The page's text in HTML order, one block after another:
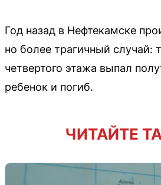
Год назад в Нефтекамске
но более трагичный случай:
четвертого этажа выпал
ребенок и погиб.
ЧИТАЙТЕ